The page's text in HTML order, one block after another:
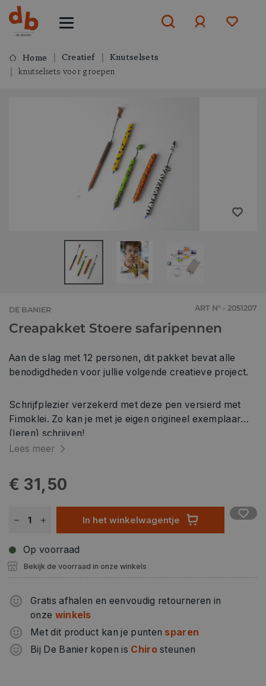
of
Home Creatief
Knutselsets
knutselsets voor groepen
DE BANIER ART N° - 2051207
Creapakket Stoere safaripennen
Aan de slag met 12 personen, dit pakket bevat alle
benodigdheden voor jullie volgende creatieve project.
Schrijfplezier verzekerd met deze pen versierd met
Fimoklei. Zo kan je met je eigen origineel exemplaar
(leren) schrijven!
Lees meer
€ 31,50
In het winkelwagentje
Op voorraad
Bekijk de voorraad in onze winkels
Gratis afhalen en eenvoudig retourneren in
onze winkels
Met dit product kan je punten sparen
Bij De Banier kopen is Chirosteunen